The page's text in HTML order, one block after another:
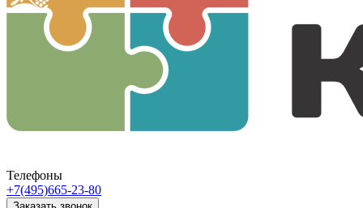
Телефоны
+7(495)665-23-80